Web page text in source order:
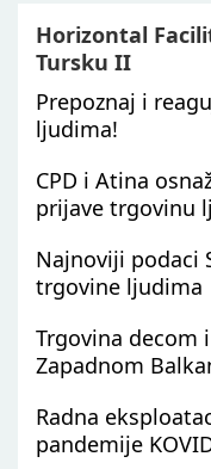
Horizontal
Tursku II
Prepoznaj i
ljudima!
CPD i Atina
prijave trgovinu
Najnoviji podaci
trgovine ljudima
Trgovina decom
Zapadnom
Radna
pandemije